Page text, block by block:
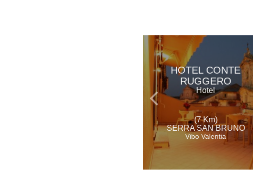
HOTEL CONTE
RUGGERO
Hotel
(7 Km)
SERRA SAN BRUNO
Vibo Valentia